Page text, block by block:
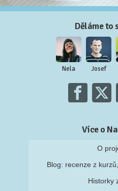
Děláme to
Nela Josef
Více o
O
Blog: recenze z
Historky